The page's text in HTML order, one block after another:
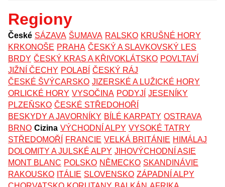
Regiony
České SÁZAVA ŠUMAVA RALSKO KRUŠNÉ HORY
KRKONOŠE PRAHA ČESKÝ A SLAVKOVSKÝ LES
BRDY ČESKÝ KRAS A KŘIVOKLÁTSKO POVLTAVÍ
JIŽNÍ ČECHY POLABÍ ČESKÝ RÁJ
ČESKÉ ŠVÝCARSKO JIZERSKÉ A LUŽICKÉ HORY
ORLICKÉ HORY VYSOČINA PODYJÍ JESENÍKY
PLZEŇSKO ČESKÉ STŘEDOHOŘÍ
BESKYDY A JAVORNÍKY BÍLÉ KARPATY OSTRAVA
BRNO Cizina VÝCHODNÍ ALPY VYSOKÉ TATRY
STŘEDOMOŘÍ
FRANCIE VELKÁ BRITÁNIE HIMÁLAJ
DOLOMITY A JULSKÉ ALPY JIHOVÝCHODNÍ ASIE
MONT BLANC POLSKO NĚMECKO SKANDINÁVIE
RAKOUSKO ITÁLIE SLOVENSKO ZÁPADNÍ ALPY